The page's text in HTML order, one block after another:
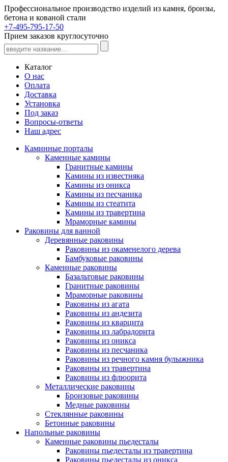
Профессиональное производство изделий из камня, бронзы,
бетона и кованой стали
+7-495-795-17-50
Прием заказов круглосуточно
Каталог
О нас
Оплата
Доставка
Установка
Под заказ
Вопросы-ответы
Наш адрес
Каминные порталы
Каменные камины
Гранитные камины
Камины из известняка
Камины из оникса
Камины из песчаника
Камины из стеатита
Камины из травертина
Мраморные камины
Раковины для ванной
Деревянные раковины
Раковины из окаменелого дерева
Бамбуковые раковины
Каменные раковины
Базальтовые раковины
Гранитные раковины
Мраморные раковины
Раковины из агата
Раковины из андезита
Раковины из кварцита
Раковины из лабрадорита
Раковины из оникса
Раковины из песчаника
Раковины из речного камня булыжника
Раковины из травертина
Раковины из флюорита
Металлические раковины
Бронзовые раковины
Медные раковины
Стеклянные раковины
Бетонные раковины
Напольные раковины
Каменные раковины пьедесталы
Раковины пьедесталы из травертина
Раковины пьедесталы из оникса